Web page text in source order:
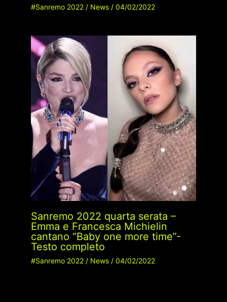
#Sanremo 2022/ News/ 04/02/2022
Sanremo 2022 quarta serata –
Emma e Francesca Michielin
cantano “Baby one more time”-
Testo completo
#Sanremo 2022/ News/ 04/02/2022